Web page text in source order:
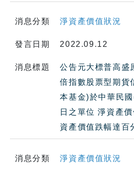
消息分類 淨資產價值狀況
發言日期 2022.09.12
消息標題
公告元大標普高盛
倍指數股票型期貨
本基金)於中華民
日之單位 淨資產
資產價值跌幅達百
消息分類 淨資產價值狀況